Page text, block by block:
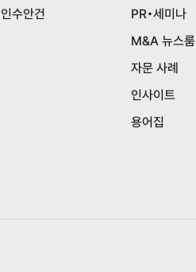
인수안건
PR•세미나
M&A 뉴스룸
자문 사례
인사이트
용어집